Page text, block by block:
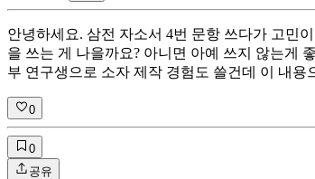
안녕하세요. 삼전 자소서 4번 문항 쓰다가 고민
을 쓰는 게 나을까요? 아니면 아예 쓰지 않는게
부 연구생으로 소자 제작 경험도 쓸건데 이 내용
0
0
공유